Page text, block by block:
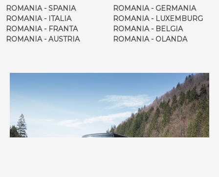
ROMANIA - SPANIA
ROMANIA - ITALIA
ROMANIA - FRANTA
ROMANIA - AUSTRIA
ROMANIA - GERMANIA
ROMANIA - LUXEMBURG
ROMANIA - BELGIA
ROMANIA - OLANDA